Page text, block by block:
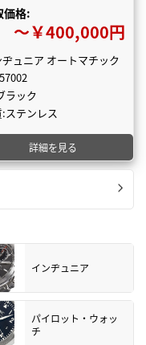
価格:
〜￥400,000円
ヂュニア オートマチック
ラック
ステンレス
詳細を見る
インヂュニア
パイロット・ウォッ
チ